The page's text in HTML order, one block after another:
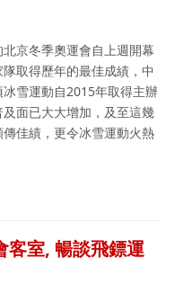
京冬季奧運會自上週開幕
取得歷年的最佳成績，中
冰雪運動自2015年取得主辦
面已大大增加，及至這幾
傳佳績，更令冰雪運動火熱
客室, 暢談飛鏢運